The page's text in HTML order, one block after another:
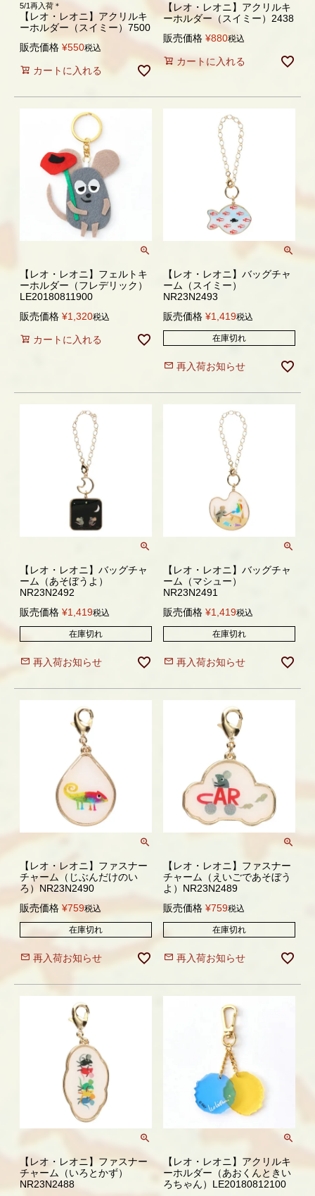
5/1再入荷＊
【レオ・レオニ】アクリルキ
ーホルダー（スイミー）7500
販売価格 ¥550税込
カートに入れる
【レオ・レオニ】アクリルキ
ーホルダー（スイミー）2438
販売価格 ¥880税込
カートに入れる
【レオ・レオニ】フェルトキ
ーホルダー（フレデリック）
LE20180811900
販売価格 ¥1,320税込
カートに入れる
【レオ・レオニ】バッグチャ
ーム（スイミー）
NR23N2493
販売価格 ¥1,419税込
在庫切れ
再入荷お知らせ
【レオ・レオニ】バッグチャ
ーム（あそぼうよ）
NR23N2492
販売価格 ¥1,419税込
在庫切れ
再入荷お知らせ
【レオ・レオニ】バッグチャ
ーム（マシュー）
NR23N2491
販売価格 ¥1,419税込
在庫切れ
再入荷お知らせ
【レオ・レオニ】ファスナー
チャーム（じぶんだけのい
ろ）NR23N2490
販売価格 ¥759税込
在庫切れ
再入荷お知らせ
【レオ・レオニ】ファスナー
チャーム（えいごであそぼう
よ）NR23N2489
販売価格 ¥759税込
在庫切れ
再入荷お知らせ
【レオ・レオニ】ファスナー
チャーム（いろとかず）
NR23N2488
【レオ・レオニ】アクリルキ
ーホルダー（あおくんときい
ろちゃん）LE20180812100